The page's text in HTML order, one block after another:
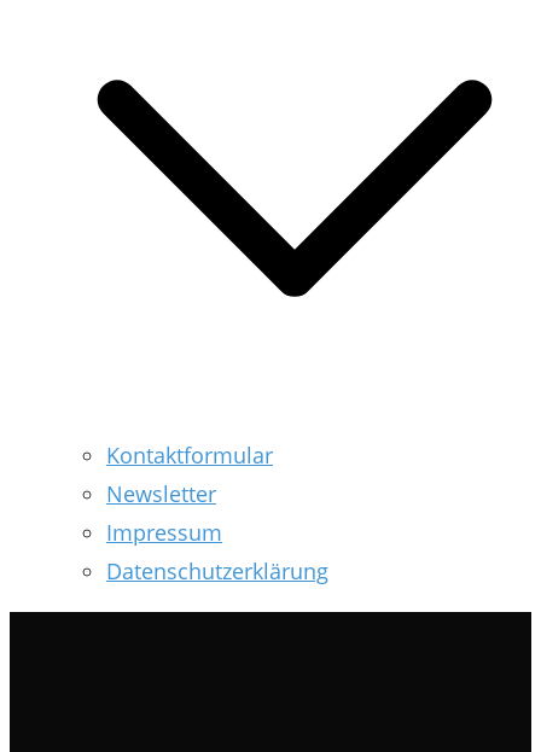
Kontaktformular
Newsletter
Impressum
Datenschutzerklärung